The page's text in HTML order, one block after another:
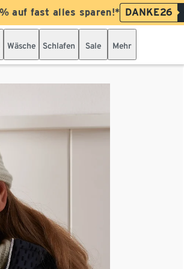
auf fast alles sparen!* DANKE26
Wäsche Schlafen Sale Mehr